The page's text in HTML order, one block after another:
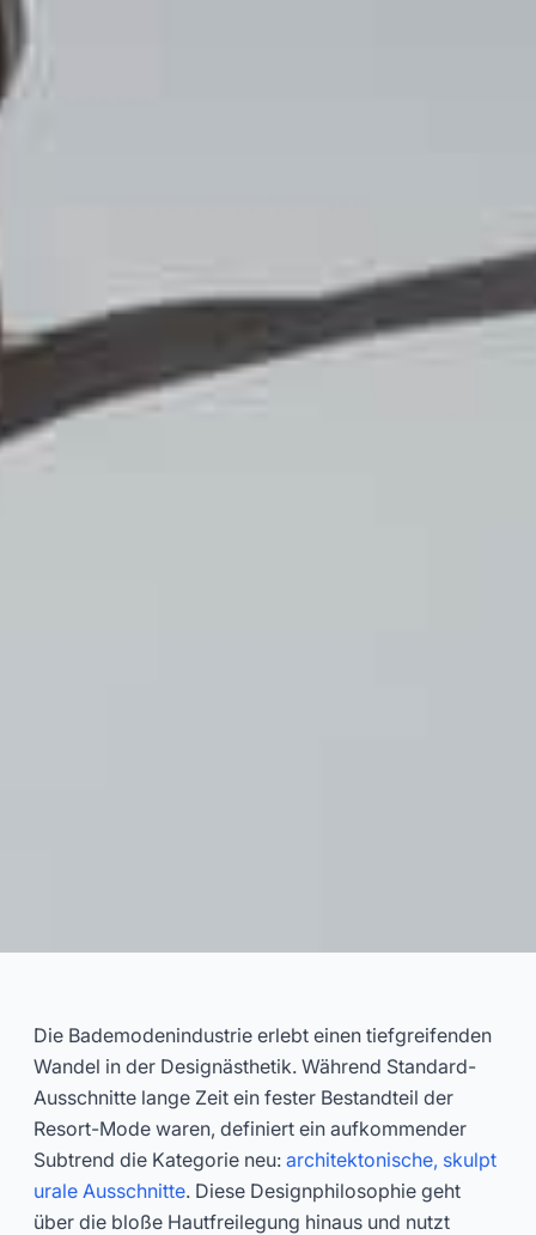
Leitfaden für skulpturale Cut-
out-Designs
2026-06 Dayu
Jetzt Beraten Lassen
Die Bademodenindustrie erlebt einen tiefgreifenden
Wandel in der Designästhetik. Während Standard-
Ausschnitte lange Zeit ein fester Bestandteil der
Resort-Mode waren, definiert ein aufkommender
Subtrend die Kategorie neu: architektonische, skulpt
urale Ausschnitte. Diese Designphilosophie geht
über die bloße Hautfreilegung hinaus und nutzt